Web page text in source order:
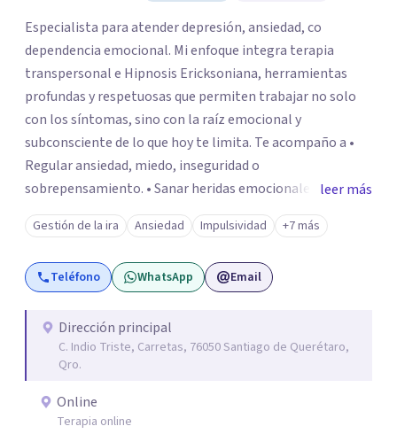
Especialista para atender depresión, ansiedad, co
dependencia emocional. Mi enfoque integra terapia
transpersonal e Hipnosis Ericksoniana, herramientas
profundas y respetuosas que permiten trabajar no solo
con los síntomas, sino con la raíz emocional y
subconsciente de lo que hoy te limita. Te acompaño a •
Regular ansiedad, miedo, inseguridad o
sobrepensamiento. • Sanar heridas emocionales y
fortalecer tu autoestima. . Comprender por qué repites
ciertos patrones o emociones. Puedes superar lo que te
preocupa y lograr tus objetivos más pronto de lo que
imaginas. Contáctame por Wahtsapp. Puedo ayudarte.
leer más
Gestión de la ira Ansiedad Impulsividad +7 más
Teléfono WhatsApp Email
Dirección principal
C. Indio Triste, Carretas, 76050 Santiago de Querétaro,
Qro.
Online
Terapia online